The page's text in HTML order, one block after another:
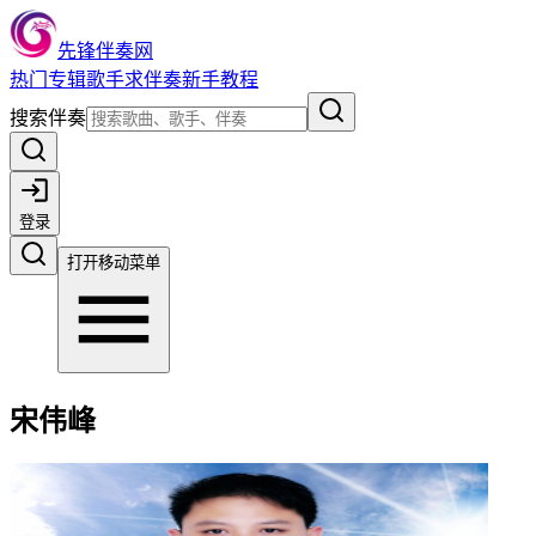
先锋伴奏网
热门 专辑歌手求伴奏新手教程
搜索伴奏
登录
打开移动菜单
宋伟峰